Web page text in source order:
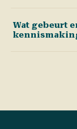
van
ook onze pagina
Wat gebeurt